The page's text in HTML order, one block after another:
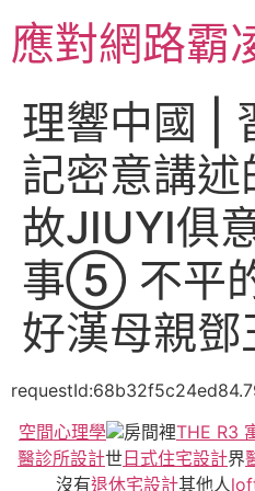
主應對網路霸
理響中國 |
記密意講
故JIUYI俱
事⑤ 不平
好漢母親鄧
空間心理學
房間裡THE R3
醫診所設計世 日式住宅設計界
沒有退休宅設計其他人